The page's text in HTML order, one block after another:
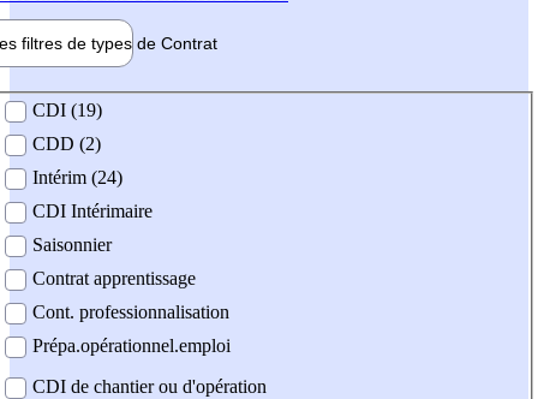
filtres de types de Contrat
contrat
CDI (19)
CDD (2)
Intérim (24)
CDI Intérimaire
Saisonnier
Contrat apprentissage
Cont. professionnalisation
Prépa.opérationnel.emploi
CDI de chantier ou d'opération